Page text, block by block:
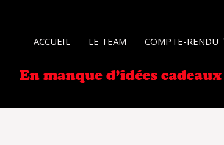
ACCUEIL LE TEAM COMPTE-RENDU